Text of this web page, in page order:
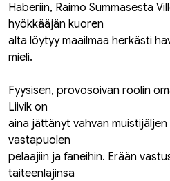
Haberiin, Raimo Summasesta
hyökkääjän kuoren
alta löytyy maailmaa herkästi
mieli.
Fyysisen, provosoivan roolin
Liivik on
aina jättänyt vahvan
vastapuolen
pelaajiin ja faneihin. Erään
taiteenlajinsa